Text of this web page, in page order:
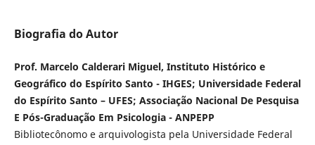
Biografia do Autor
Prof. Marcelo Calderari Miguel, Instituto Histórico e
Geográfico do Espírito Santo - IHGES; Universidade Federal
do Espírito Santo – UFES; Associação Nacional De Pesquisa
E Pós-Graduação Em Psicologia - ANPEPP
Bibliotecônomo e arquivologista pela Universidade Federal